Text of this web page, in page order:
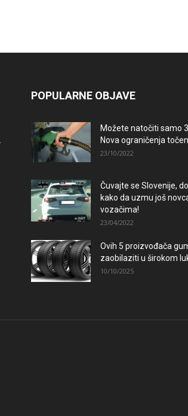
POPULARNE OBJAVE
Možete natočiti samo
Nova ograničenja
23/10/2022
Čuvajte se Slovenije,
kako da uzmu još
vozačima!
23/04/2022
Ovih 5 proizvođača
zaobilaziti u širokom
10/10/2025